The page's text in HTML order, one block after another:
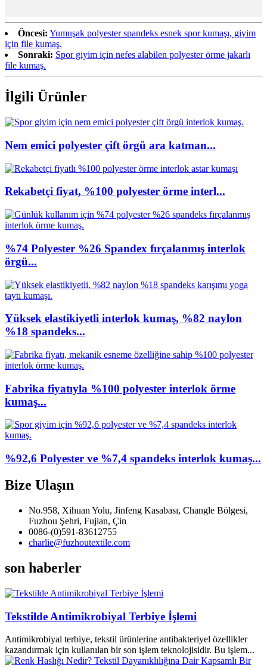
Öncesi: Yumuşak polyester spandeks esnek spor kumaşı, giyim
için file kumaş.
Sonraki: Spor giyim için nefes alabilen polyester örme jakarlı
file kumaş.
İlgili Ürünler
Nem emici polyester çift örgü ara katman...
Rekabetçi fiyat, %100 polyester örme interl...
%74 Polyester %26 Spandex fırçalanmış interlok
örgü...
Yüksek elastikiyetli interlok kumaş, %82 naylon
%18 spandeks...
Fabrika fiyatıyla %100 polyester interlok örme
kumaş...
%92,6 Polyester ve %7,4 spandeks interlok kumaş...
Bize Ulaşın
No.958, Xihuan Yolu, Jinfeng Kasabası, Changle Bölgesi,
Fuzhou Şehri, Fujian, Çin
0086-(0)591-83612755
charlie@fuzhoutextile.com
son haberler
Tekstilde Antimikrobiyal Terbiye İşlemi
Antimikrobiyal terbiye, tekstil ürünlerine antibakteriyel özellikler
kazandırmak için kullanılan bir son işlem teknolojisidir. Bu işlem...